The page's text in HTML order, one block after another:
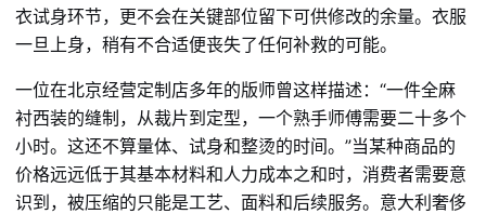
衣试身环节，更不会在关键部位留下可供修改的余量。衣服
一旦上身，稍有不合适便丧失了任何补救的可能。
一位在北京经营定制店多年的版师曾这样描述：“一件全麻
衬西装的缝制，从裁片到定型，一个熟手师傅需要二十多个
小时。这还不算量体、试身和整烫的时间。”当某种商品的
价格远远低于其基本材料和人力成本之和时，消费者需要意
识到，被压缩的只能是工艺、面料和后续服务。意大利奢侈